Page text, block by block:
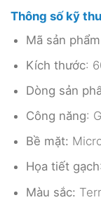
Thông số kỹ
Mã sản phẩm
Kích thước:
Dòng sản
Công năng:
Bề mặt:
Họa tiết gạch
Màu sắc: